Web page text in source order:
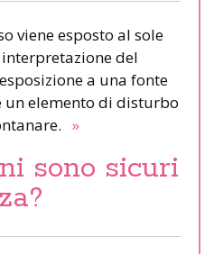
viene esposto al sole
del
a una fonte
elemento di disturbo
»
sono sicuri